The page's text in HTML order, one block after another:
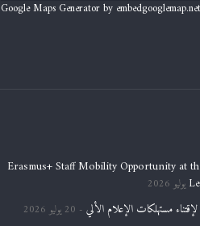
Google Maps Generator by embedgooglemap.net
Erasmus+ Staff Mobility Opportunity at
مستهلكات الإعلام الألي 20 يوليو 2026